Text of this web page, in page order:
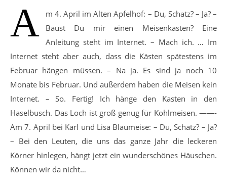
A
m 4. April im Alten Apfelhof: – Du, Schatz? – Ja? –
Baust Du mir einen Meisenkasten? Eine
Anleitung steht im Internet. – Mach ich. … Im
Internet steht aber auch, dass die Kästen spätestens im
Februar hängen müssen. – Na ja. Es sind ja noch 10
Monate bis Februar. Und außerdem haben die Meisen kein
Internet. – So. Fertig! Ich hänge den Kasten in den
Haselbusch. Das Loch ist groß genug für Kohlmeisen. ——-
Am 7. April bei Karl und Lisa Blaumeise: – Du, Schatz? – Ja?
– Bei den Leuten, die uns das ganze Jahr die leckeren
Körner hinlegen, hängt jetzt ein wunderschönes Häuschen.
Können wir da nicht…